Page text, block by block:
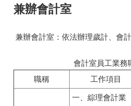
兼辦會計室
兼辦會計室：依法辦理歲計、會計
職稱 工作項目
會計室員工業務
一、綜理會計業